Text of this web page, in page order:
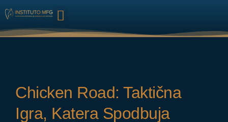
Chicken Road: Taktična
Igra, Katera Spodbuja